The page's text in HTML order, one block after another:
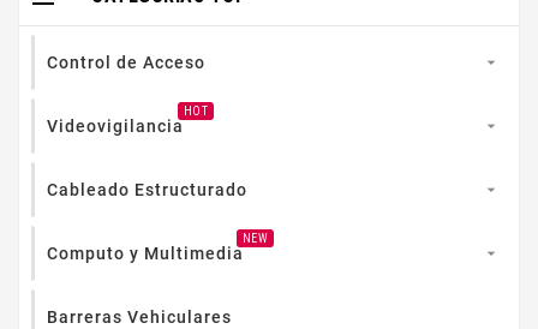
Control de Acceso 
Videovigilancia
HOT

Cableado Estructurado 
Computo y Multimedia
NEW

Barreras Vehiculares